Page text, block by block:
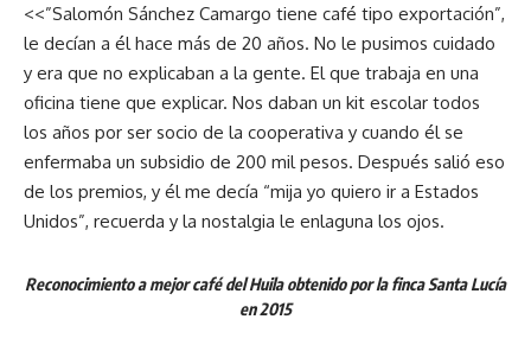
<<”Salomón Sánchez Camargo tiene café tipo exportación”,
le decían a él hace más de 20 años. No le pusimos cuidado
y era que no explicaban a la gente. El que trabaja en una
oficina tiene que explicar. Nos daban un kit escolar todos
los años por ser socio de la cooperativa y cuando él se
enfermaba un subsidio de 200 mil pesos. Después salió eso
de los premios, y él me decía “mija yo quiero ir a Estados
Unidos”, recuerda y la nostalgia le enlaguna los ojos.
Reconocimiento a mejor café del Huila obtenido por la finca Santa Lucía
en 2015